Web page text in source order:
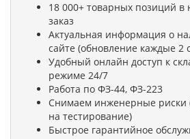
18 000+ товарных позиций
заказ
Актуальная информация о
сайте (обновление каждые 2
Удобный онлайн доступ к
режиме 24/7
Работа по ФЗ-44, ФЗ-223
Снимаем инженерные риски
на тестирование)
Быстрое гарантийное